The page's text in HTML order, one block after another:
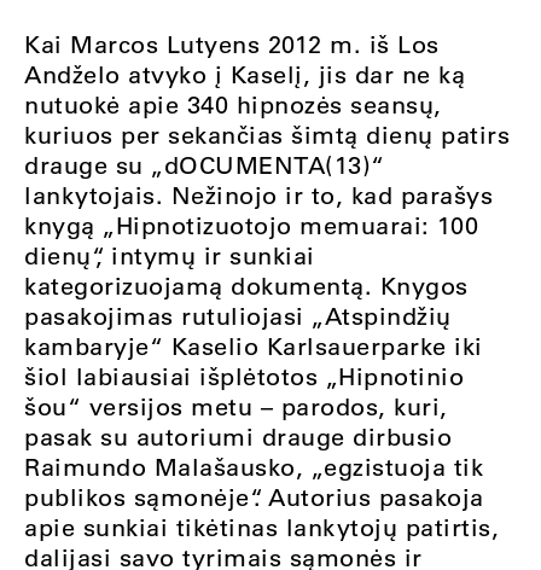
Kai Marcos Lutyens 2012 m. iš Los
Andželo atvyko į Kaselį, jis dar ne ką
nutuokė apie 340 hipnozės seansų,
kuriuos per sekančias šimtą dienų patirs
drauge su „dOCUMENTA(13)“
lankytojais. Nežinojo ir to, kad parašys
knygą „Hipnotizuotojo memuarai: 100
dienų“, intymų ir sunkiai
kategorizuojamą dokumentą. Knygos
pasakojimas rutuliojasi „Atspindžių
kambaryje“ Kaselio Karlsauerparke iki
šiol labiausiai išplėtotos „Hipnotinio
šou“ versijos metu – parodos, kuri,
pasak su autoriumi drauge dirbusio
Raimundo Malašausko, „egzistuoja tik
publikos sąmonėje“. Autorius pasakoja
apie sunkiai tikėtinas lankytojų patirtis,
dalijasi savo tyrimais sąmonės ir